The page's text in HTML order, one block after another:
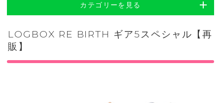
カテゴリーを見る
LOGBOX RE BIRTH ギア5スペシャル【再
販】